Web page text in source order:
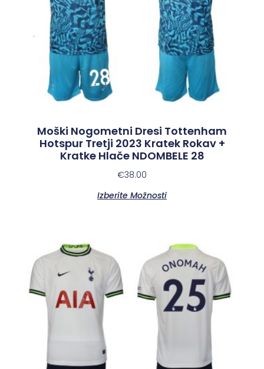
Moški Nogometni Dresi Tottenham
Hotspur Tretji 2023 Kratek Rokav +
Kratke Hlače NDOMBELE 28
€38.00
Izberite Možnosti